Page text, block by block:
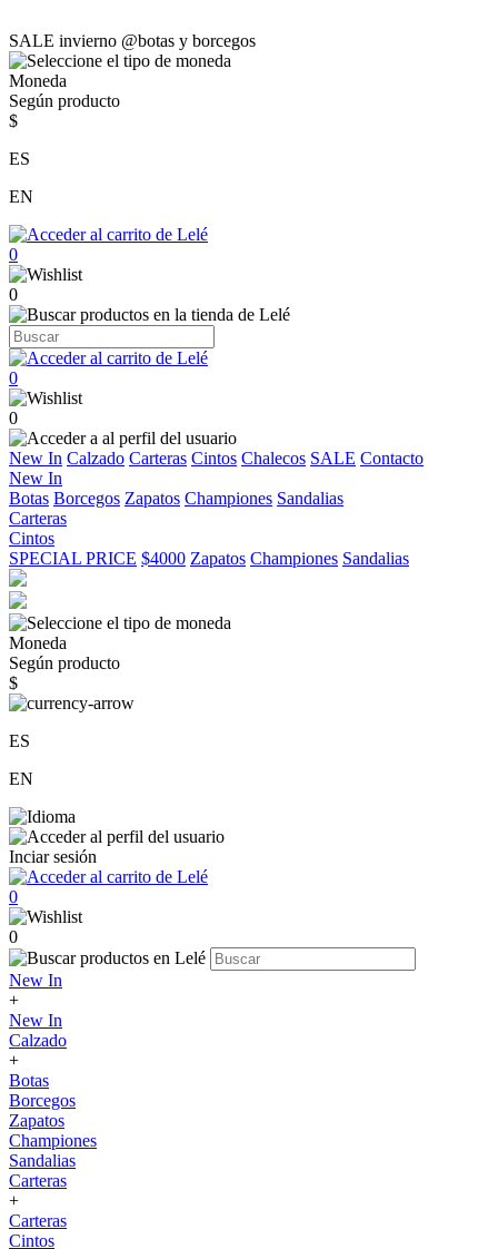
SALE invierno @botas y borcegos
Moneda
Según producto
$
ES
EN
0
0
0
0
New In Calzado Carteras Cintos Chalecos SALE Contacto
New In
Botas Borcegos Zapatos Championes Sandalias
Carteras
Cintos
SPECIAL PRICE $4000 Zapatos Championes Sandalias
Moneda
Según producto
$
ES
EN
Inciar sesión
0
0
New In
+
New In
Calzado
+
Botas
Borcegos
Zapatos
Championes
Sandalias
Carteras
+
Carteras
Cintos